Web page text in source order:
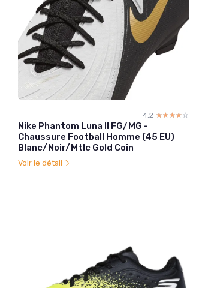
4.2 ☆☆☆☆☆
★★★★★
Nike Phantom Luna II FG/MG -
Chaussure Football Homme (45 EU)
Blanc/Noir/Mtlc Gold Coin
Voir le détail